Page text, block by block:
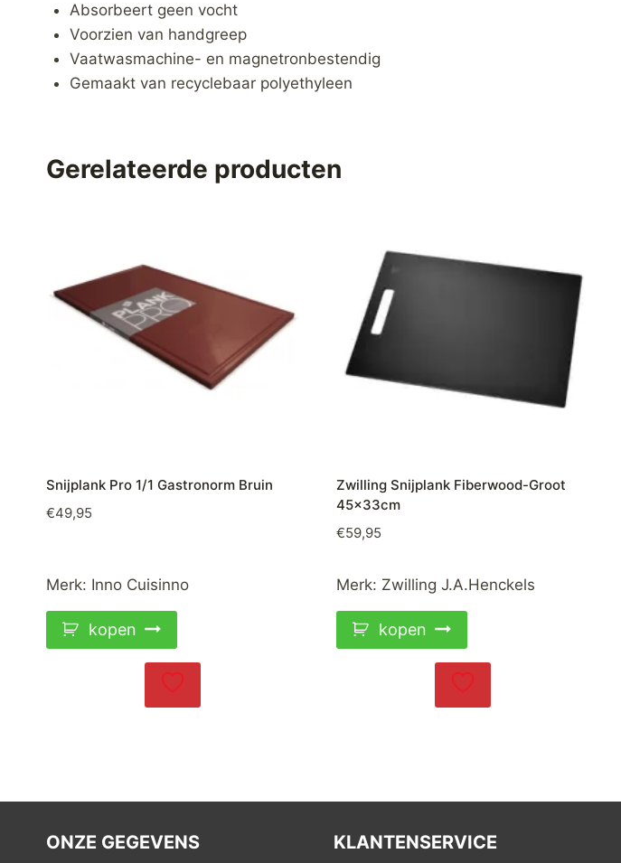
Absorbeert geen vocht
Voorzien van handgreep
Vaatwasmachine- en magnetronbestendig
Gemaakt van recyclebaar polyethyleen
Gerelateerde producten
Snijplank Pro 1/1 Gastronorm Bruin
€49,95
Merk: Inno Cuisinno
kopen
Zwilling Snijplank Fiberwood-Groot
45x33cm
€59,95
Merk: Zwilling J.A.Henckels
kopen
ONZE GEGEVENS KLANTENSERVICE